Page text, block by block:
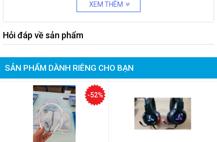
XEM THÊM
Hỏi đáp về sản phẩm
SẢN PHẨM DÀNH RIÊNG CHO BẠN
-52%